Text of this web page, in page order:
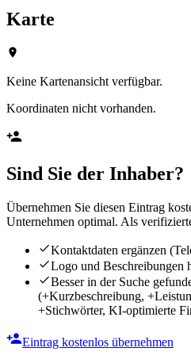
Karte
Keine Kartenansicht verfügbar.
Koordinaten nicht vorhanden.
Sind Sie der Inhaber?
Übernehmen Sie diesen Eintrag
Unternehmen optimal. Als
Kontaktdaten ergänzen
Logo und Beschreibungen
Besser in der Suche
(+Kurzbeschreibung,
+Stichwörter, KI-optimierte
Eintrag kostenlos übernehmen